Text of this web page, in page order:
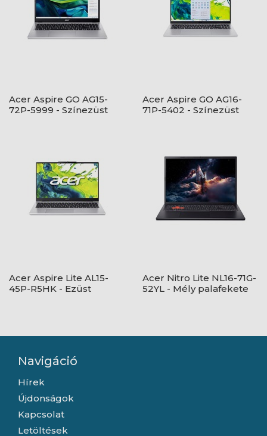
Acer Aspire GO AG15-
72P-5999 - Színezüst
Acer Aspire GO AG16-
71P-5402 - Színezüst
Acer Aspire Lite AL15-
45P-R5HK - Ezüst
Acer Nitro Lite NL16-71G-
52YL - Mély palafekete
Navigáció
Hírek
Újdonságok
Kapcsolat
Letöltések